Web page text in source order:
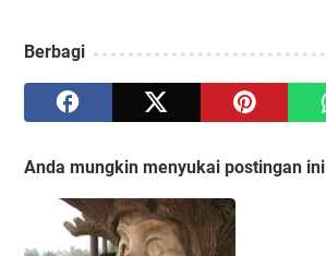
Berbagi
Anda mungkin menyukai postingan ini